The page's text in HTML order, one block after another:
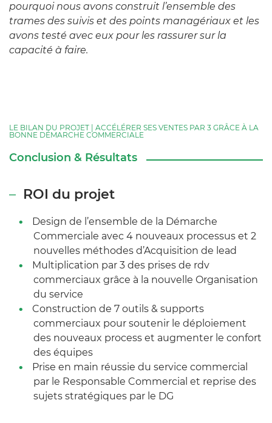
pourquoi nous avons construit l’ensemble des
trames des suivis et des points managériaux et les
avons testé avec eux pour les rassurer sur la
capacité à faire.
LE BILAN DU PROJET | ACCÉLÉRER SES VENTES PAR 3 GRÂCE À LA
BONNE DÉMARCHE COMMERCIALE
Conclusion & Résultats
ROI du projet
Design de l’ensemble de la Démarche
Commerciale avec 4 nouveaux processus et 2
nouvelles méthodes d’Acquisition de lead
Multiplication par 3 des prises de rdv
commerciaux grâce à la nouvelle Organisation
du service
Construction de 7 outils & supports
commerciaux pour soutenir le déploiement
des nouveaux process et augmenter le confort
des équipes
Prise en main réussie du service commercial
par le Responsable Commercial et reprise des
sujets stratégiques par le DG